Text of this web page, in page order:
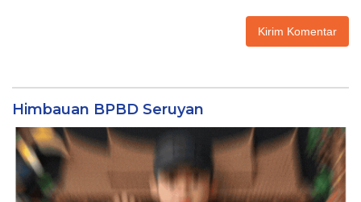
Himbauan BPBD Seruyan